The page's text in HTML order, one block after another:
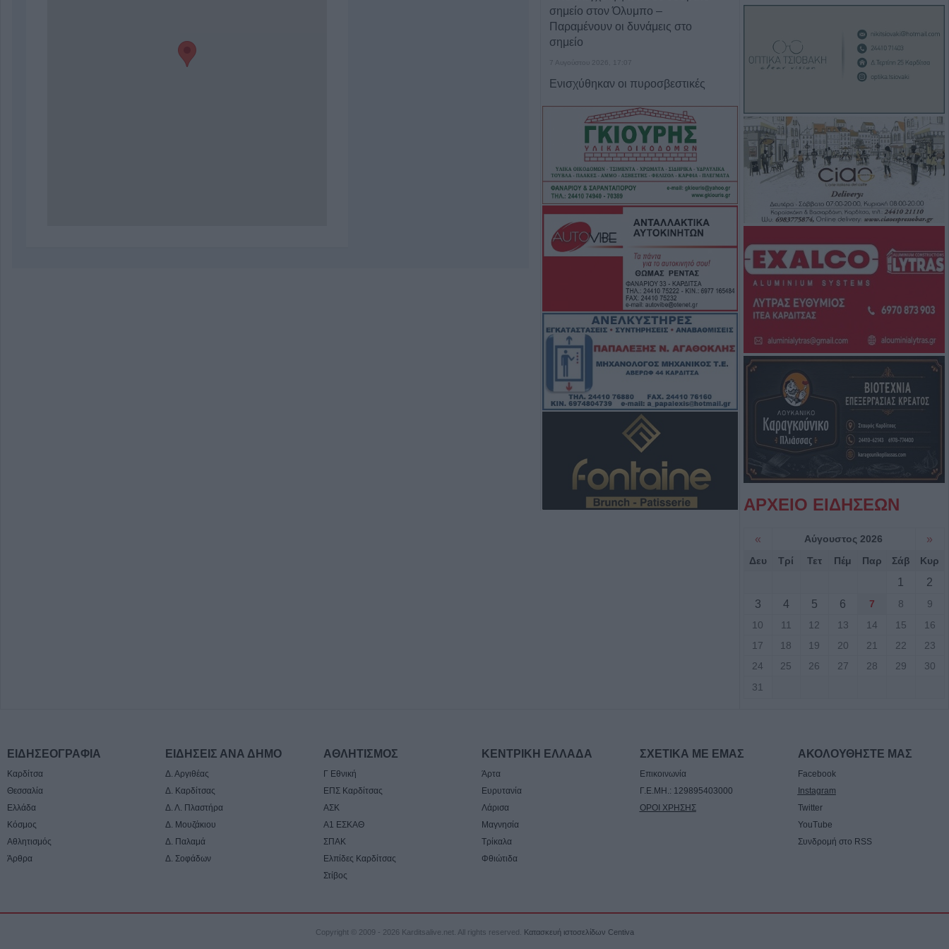
σημείο στον Όλυμπο –
Παραμένουν οι δυνάμεις στο
σημείο
7 Αυγούστου 2026, 17:07
Ενισχύθηκαν οι πυροσβεστικές
αγροτοδασική έκταση στο Στεφάνι
Κορίνθου
7 Αυγούστου 2026, 16:58
Το Σάββατο 8 Αυγούστου η κηδεία
του Δημήτριου Αρβανίτη - Αδάμου
7 Αυγούστου 2026, 16:51
Κορυφώνεται η έξοδος του
Αυγούστου – Χιλιάδες επιβάτες
αναχωρούν από τα λιμάνια
7 Αυγούστου 2026, 16:36
ΥΠΑΑΤ: Πρόσθετοι πόροι 12,5
εκατ. ευρώ για την προστασία της
κτηνοτροφίας
7 Αυγούστου 2026, 16:06
2,3 εκατ. ευρώ από το Υπ.
Παιδείας για τη φοιτητική στέγη
στο Πανεπιστήμιο Θεσσαλίας
7 Αυγούστου 2026, 15:39
Υπεγράφη η σύμβαση του έργου
για την αποκατάσταση ζημιών στο
οδικό δίκτυο των Τ.Κ.
Βραγκιανών, Στεφανιάδας,
Καρυάς, Ελληνικών και Δροσάτου
γήπεδο Μασχολουρίου
εισαγγελέα του Αρείου Πάγου οι
πολιτιστικά φεστιβάλ που
ΑΡΧΕΙΟ ΕΙΔΗΣΕΩΝ
« Αύγουστος 2026 »
Δευ Τρί Τετ Πέμ Παρ Σάβ Κυρ
1
2
3
4 5 6 7 8
9
10
11 12 13 14 15
16
17
18 19 20 21 22
23
24
25 26 27 28 29
30
31
ΕΙΔΗΣΕΟΓΡΑΦΙΑ
Καρδίτσα
Θεσσαλία
Ελλάδα
Κόσμος
Αθλητισμός
Άρθρα
ΕΙΔΗΣΕΙΣ ΑΝΑ ΔΗΜΟ
Δ. Αργιθέας
Δ. Καρδίτσας
Δ. Λ. Πλαστήρα
Δ. Μουζάκιου
Δ. Παλαμά
Δ. Σοφάδων
ΑΘΛΗΤΙΣΜΟΣ
Γ Εθνική
ΕΠΣ Καρδίτσας
ΑΣΚ
Α1 ΕΣΚΑΘ
ΣΠΑΚ
Ελπίδες Καρδίτσας
Στίβος
ΚΕΝΤΡΙΚΗ ΕΛΛΑΔΑ
Άρτα
Ευρυτανία
Λάρισα
Μαγνησία
Τρίκαλα
Φθιώτιδα
ΣΧΕΤΙΚΑ ΜΕ ΕΜΑΣ
Επικοινωνία
Γ.Ε.ΜΗ.: 129895403000
ΟΡΟΙ ΧΡΗΣΗΣ
ΑΚΟΛΟΥΘΗΣΤΕ ΜΑΣ
Facebook
Instagram
Twitter
YouTube
Συνδρομή στο RSS
Copyright © 2009 - 2026 Karditsalive.net. All rights reserved. Κατασκευή ιστοσελίδων Centiva